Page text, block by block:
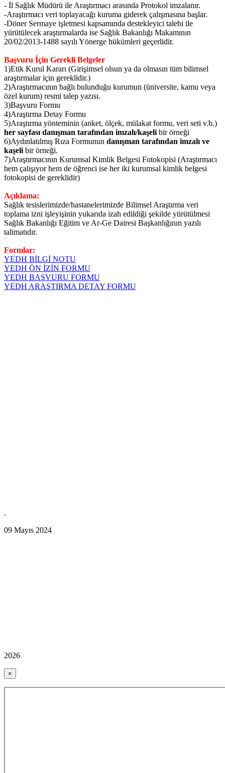
- İl Sağlık Müdürü ile Araştırmacı arasında Protokol imzalanır.
-Araştırmacı veri toplayacağı kuruma giderek çalışmasına başlar.
-Döner Sermaye işletmesi kapsamında destekleyici talebi ile
yürütülecek araştırmalarda ise Sağlık Bakanlığı Makamının
20/02/2013-1488 sayılı Yönerge hükümleri geçerlidir.
Başvuru İçin Gerekli Belgeler
1)Etik Kurul Kararı (Girişimsel olsun ya da olmasın tüm bilimsel
araştırmalar için gereklidir.)
2)Araştırmacının bağlı bulunduğu kurumun (üniversite, kamu veya
özel kurum) resmi talep yazısı.
3)Başvuru Formu
4)Araştırma Detay Formu
5)Araştırma yönteminin (anket, ölçek, mülakat formu, veri seti v.b.)
her sayfası danışman tarafından imzalı/kaşeli bir örneği
6)Aydınlatılmış Rıza Formunun danışman tarafından imzalı ve
kaşeli bir örneği.
7)Araştırmacının Kurumsal Kimlik Belgesi Fotokopisi (Araştırmacı
hem çalışıyor hem de öğrenci ise her iki kurumsal kimlik belgesi
fotokopisi de gereklidir)
Açıklama:
Sağlık tesislerimizde/hastanelerimizde Bilimsel Araştırma veri
toplama izni işleyişinin yukarıda izah edildiği şekilde yürütülmesi
Sağlık Bakanlığı Eğitim ve Ar-Ge Dairesi Başkanlığının yazılı
talimatıdır.
Formlar:
YEDH BİLGİ NOTU
YEDH ÖN İZİN FORMU
YEDH BAŞVURU FORMU
YEDH ARAŞTIRMA DETAY FORMU
.
09 Mayıs 2024
2026
×